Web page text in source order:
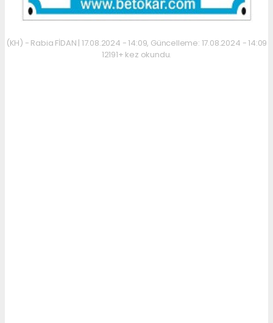
(KH) - Rabia FİDAN | 17.08.2024 - 14:09, Güncelleme: 17.08.2024 - 14:09
12191+ kez okundu.